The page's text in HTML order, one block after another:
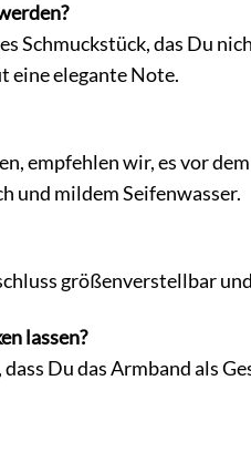
Schmuckstück, das Du
eine elegante Note.
empfehlen wir, es vor
und mildem Seifenwasser.
größenverstellbar
lassen?
Du das Armband als